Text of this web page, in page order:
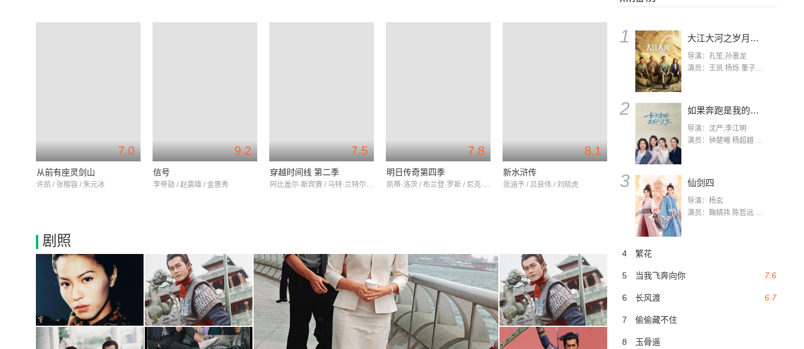
1 大江大河之岁月如歌
导演：孔笙;孙墨龙
演员：王凯 杨烁 董子健 杨采钰 张佳宁 练练 林栋甫 房子斌
2 如果奔跑是我的人生
导演：沈严;李江明
演员：钟楚曦 杨超越 许娣 陈小艺 侯雯元 宋洋 王宥钧 李添诺
3 仙剑四
导演：杨玄
演员：鞠婧祎 陈哲远 茅子俊 毛晓慧 王媛可 张志浩 林枫松 张帆（演员）
4 繁花
7.6
5 当我飞奔向你
6.7
6 长风渡
7 偷偷藏不住
8 玉骨遥
7.0
从前有座灵剑山
许凯 / 张榕容 / 朱元冰
9.2
信号
李帝勋 / 赵震雄 / 金惠秀
7.5
穿越时间线 第二季
阿比盖尔·斯宾赛 / 马特·兰特尔 / 马尔科姆·巴雷特
7.8
明日传奇第四季
凯蒂·洛茨 / 布兰登·罗斯 / 尼克·扎诺
8.1
新水浒传
张涵予 / 吕良伟 / 刘晓虎
剧照